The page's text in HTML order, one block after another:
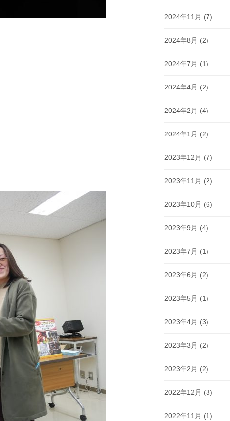
2024年11月 (7)
2024年8月 (2)
2024年7月 (1)
2024年4月 (2)
2024年2月 (4)
2024年1月 (2)
2023年12月 (7)
2023年11月 (2)
2023年10月 (6)
2023年9月 (4)
2023年7月 (1)
2023年6月 (2)
2023年5月 (1)
2023年4月 (3)
2023年3月 (2)
2023年2月 (2)
2022年12月 (3)
2022年11月 (1)